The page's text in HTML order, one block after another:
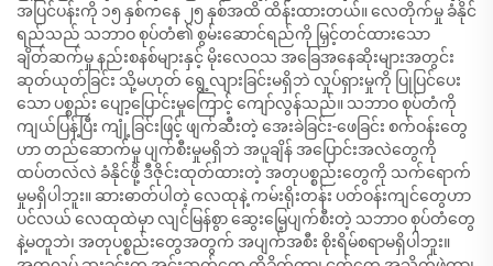
အပြင်ပန်းကို ၁၅ နှစ်ကနေ ၂၅ နှစ်အထိ ထိန်းထားတယ်။ လေတိုက်မှု ခံနိုင်
ရည်သည် သဘာဝ စုပ်တံ၏ စွမ်းဆောင်ရည်ကို မြှင့်တင်ထားသော
ချိတ်ဆက်မှု နည်းစနစ်များနှင့် မိုးလေဝသ အခြေအနေဆိုးများအတွင်း
ဆုတ်ယုတ်ခြင်း သို့မဟုတ် ရွေ့လျားခြင်းမရှိဘဲ လှုပ်ရှားမှုကို ပြုပြင်ပေး
သော ပစ္စည်း ပျော့ပြောင်းမှုကြောင့် ကျော်လွန်သည်။ သဘာဝ စုပ်တံကို
ကျယ်ပြန့်ပြီး ကျုံ့ခြင်းဖြင့် ဖျက်ဆီးတဲ့ အေးခဲခြင်း-ဖေခြင်း စက်ဝန်းတွေ
ဟာ တည်ဆောက်မှု ပျက်စီးမှုမရှိဘဲ အပူချိန် အပြောင်းအလဲတွေကို
ထပ်တလဲလဲ ခံနိုင်ဖို့ ဒီဇိုင်းထုတ်ထားတဲ့ အတုပစ္စည်းတွေကို သက်ရောက်
မှုမရှိပါဘူး။ ဆားဓာတ်ပါတဲ့ လေထုနဲ့ ကမ်းရိုးတန်း ပတ်ဝန်းကျင်တွေဟာ
ပင်လယ် လေထုထဲမှာ လျင်မြန်စွာ ဆွေးမြေ့ပျက်စီးတဲ့ သဘာဝ စုပ်တံတွေ
နဲ့မတူဘဲ၊ အတုပစ္စည်းတွေအတွက် အပျက်အစီး စိုးရိမ်စရာမရှိပါဘူး။